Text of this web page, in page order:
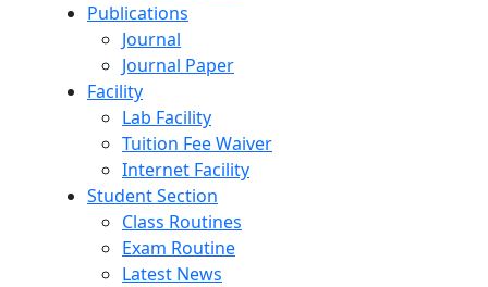
Publications
Journal
Journal Paper
Facility
Lab Facility
Tuition Fee Waiver
Internet Facility
Student Section
Class Routines
Exam Routine
Latest News